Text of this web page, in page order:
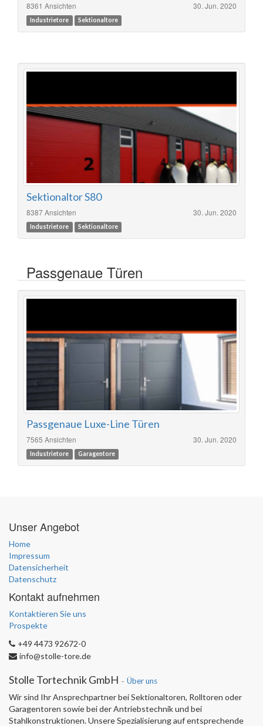
8361 Ansichten 30. Jun. 2020
Industrietore Sektionaltore
Sektionaltor S80
8387 Ansichten 30. Jun. 2020
Industrietore Sektionaltore
Passgenaue Türen
Passgenaue Luxe-Line Türen
7565 Ansichten 30. Jun. 2020
Industrietore Garagentore
Unser Angebot
Home
Impressum
Datensicherheit
Datenschutz
Kontakt aufnehmen
Kontaktieren Sie uns
Prospekte
+49 4473 92672-0
info@stolle-tore.de
Stolle Tortechnik GmbH - Über uns
Wir sind Ihr Ansprechpartner bei Sektionaltoren, Rolltoren oder
Garagentoren sowie bei der Antriebstechnik und bei
Stahlkonstruktionen. Unsere Spezialisierung auf entsprechende